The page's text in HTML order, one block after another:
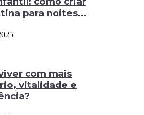
para noites...
com mais
vitalidade e